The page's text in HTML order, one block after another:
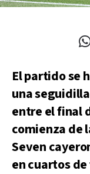
El partido se
una
entre el final
comienza de
Seven
en cuartos